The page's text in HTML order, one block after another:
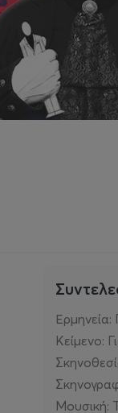
Ερμηνεία:
Κείμενο:
Μουσική: